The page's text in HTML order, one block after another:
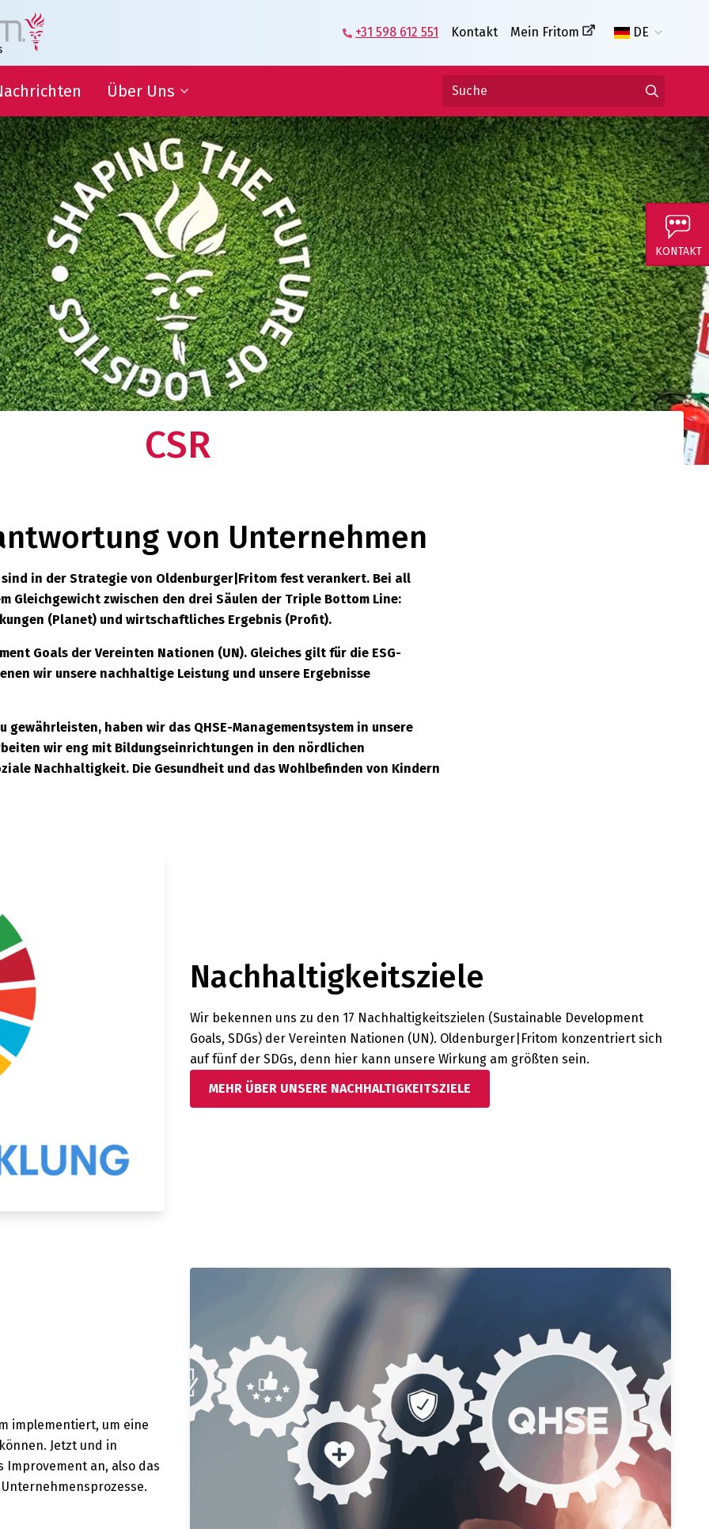
+31 598 612 551 Kontakt Mein Fritom DE
Über Uns
Geschäftsführung und
Management
Logistik-Kompetenzzentrum
Unsere Mitarbeiter
Geschäftspartner über Uns
Unsere Geschichte
Hoflieferant
Awards
Zertifizierungen
KONTAKT
CSR
von Unternehmen
in der Strategie von Oldenburger|Fritom fest verankert. Bei all
Gleichgewicht zwischen den drei Säulen der Triple Bottom Line:
(Planet) und wirtschaftliches Ergebnis (Profit).
Goals der Vereinten Nationen (UN). Gleiches gilt für die ESG-
wir unsere nachhaltige Leistung und unsere Ergebnisse
haben wir das QHSE-Managementsystem in unsere
wir eng mit Bildungseinrichtungen in den nördlichen
Nachhaltigkeit. Die Gesundheit und das Wohlbefinden von Kindern
Nachhaltigkeitsziele
Wir bekennen uns zu den 17 Nachhaltigkeitszielen (Sustainable Development
Goals, SDGs) der Vereinten Nationen (UN). Oldenburger|Fritom konzentriert sich
auf fünf der SDGs, denn hier kann unsere Wirkung am größten sein.
MEHR ÜBER UNSERE NACHHALTIGKEITSZIELE
implementiert, um eine
Jetzt und in
Improvement an, also das